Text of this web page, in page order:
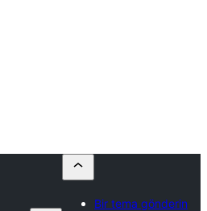
Bir tema gönderin